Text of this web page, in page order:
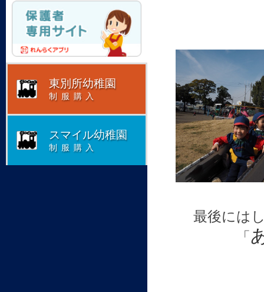
最後には
「
Facebook
東別所幼稚園
制服購入
スマイル幼稚園
制服購入